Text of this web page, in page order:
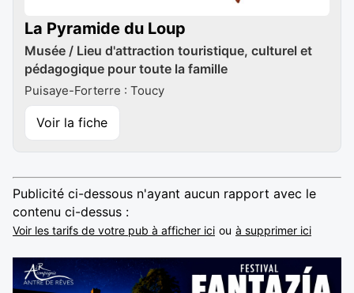
La Pyramide du Loup
Musée / Lieu d'attraction touristique, culturel et
pédagogique pour toute la famille
Puisaye-Forterre : Toucy
Voir la fiche
Publicité ci-dessous n'ayant aucun rapport avec le
contenu ci-dessus :
Voir les tarifs de votre pub à afficher ici ou à supprimer ici